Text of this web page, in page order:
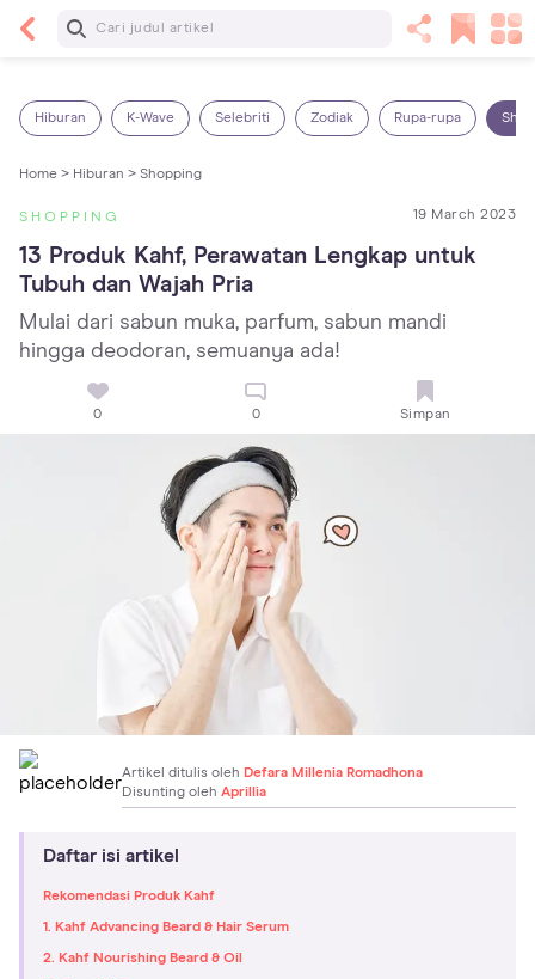
Baca Selanjutnya
Hiburan K-Wave Selebriti Zodiak Rupa-rupa
Home > Hiburan > Shopping
SHOPPING 19 March 2023
13 Produk Kahf, Perawatan Lengkap untuk
Tubuh dan Wajah Pria
Mulai dari sabun muka, parfum, sabun mandi
hingga deodoran, semuanya ada!
0 0 Simpan
Artikel ditulis oleh Defara Millenia Romadhona
Disunting oleh Aprillia
Daftar isi artikel
Rekomendasi Produk Kahf
1. Kahf Advancing Beard & Hair Serum
2. Kahf Nourishing Beard & Oil